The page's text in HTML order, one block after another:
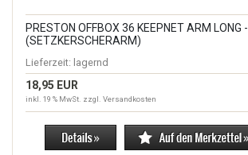
PRESTON OFFBOX 36 KEEPNET ARM LONG -
(SETZKERSCHERARM)
Lieferzeit: lagernd
18,95 EUR
inkl. 19 % MwSt. zzgl. Versandkosten